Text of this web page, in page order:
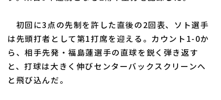
オリックス・バファローズ
福岡ソフトバンクホークス
初回に3点の先制を許した直後の2回表、ソト選手
は先頭打者として第1打席を迎える。カウント1-0か
ら、相手先発・福島蓮選手の直球を鋭く弾き返す
と、打球は大きく伸びセンターバックスクリーンへ
と飛び込んだ。